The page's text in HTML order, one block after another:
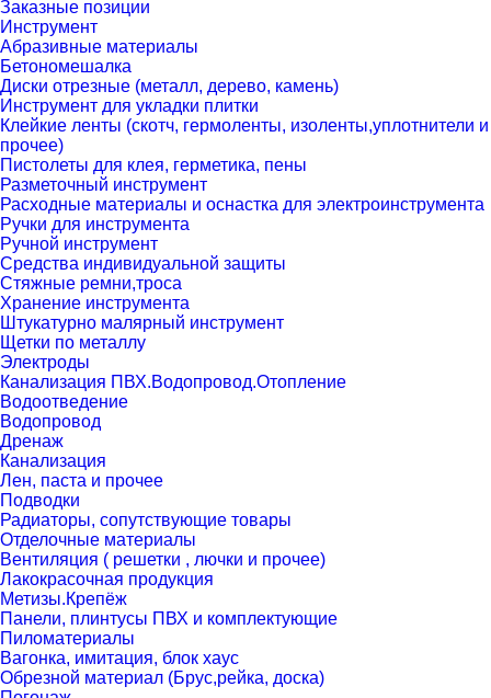
Заказные позиции
Инструмент
Абразивные материалы
Бетономешалка
Диски отрезные (металл, дерево, камень)
Инструмент для укладки плитки
Клейкие ленты (скотч, гермоленты, изоленты,уплотнители и
прочее)
Пистолеты для клея, герметика, пены
Разметочный инструмент
Расходные материалы и оснастка для электроинструмента
Ручки для инструмента
Ручной инструмент
Средства индивидуальной защиты
Стяжные ремни,троса
Хранение инструмента
Штукатурно малярный инструмент
Щетки по металлу
Электроды
Канализация ПВХ.Водопровод.Отопление
Водоотведение
Водопровод
Дренаж
Канализация
Лен, паста и прочее
Подводки
Радиаторы, сопутствующие товары
Отделочные материалы
Вентиляция ( решетки , лючки и прочее)
Лакокрасочная продукция
Метизы.Крепёж
Панели, плинтусы ПВХ и комплектующие
Пиломатериалы
Вагонка, имитация, блок хаус
Обрезной материал (Брус,рейка, доска)